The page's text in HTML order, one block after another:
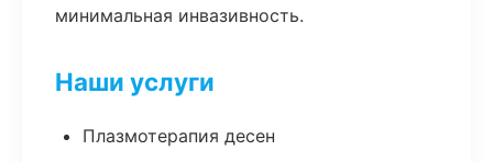
минимальная инвазивность.
Наши услуги
Плазмотерапия десен